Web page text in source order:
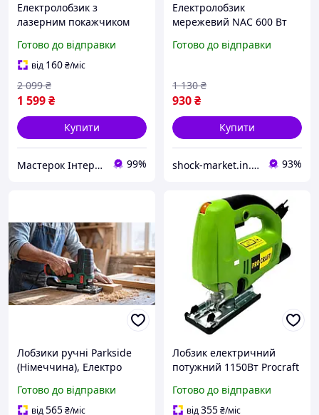
Електролобзик з
лазерним покажчиком
HP - 1280 електричний
лобзик для фігурного
різання лобзик по дереву
Готово до відправки
від 160₴/міс
1 599₴
2 099 ₴
Купити
Мастерок Інтернет магазин для кожного 99%
Електролобзик
мережевий NAC 600 Вт
фігурного різання
Готово до відправки
930₴
1 130 ₴
Купити
shock-market.in.ua 93%
Лобзики ручні Parkside
(Німеччина), Електро
Лобзики електролобзики,
Електролобзик по дереву
Готово до відправки
від565₴/міс
Лобзик електричний
потужний 1150Вт Procraft
електричний лобзик, MTS
Готово до відправки
від355₴/міс